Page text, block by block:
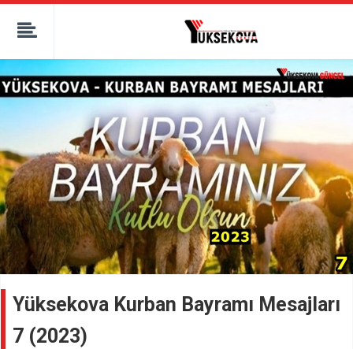
kaçak bahis
deneme bonusu
canlı bahis siteleri
deneme bonusu veren siteler
Yüksekova Kurban Bayramı Mesajları
7 (2023)